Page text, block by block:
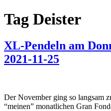
Tag Deister
XL-Pendeln am
2021-11-25
Der November ging so langsam
“meinen” monatlichen Gran